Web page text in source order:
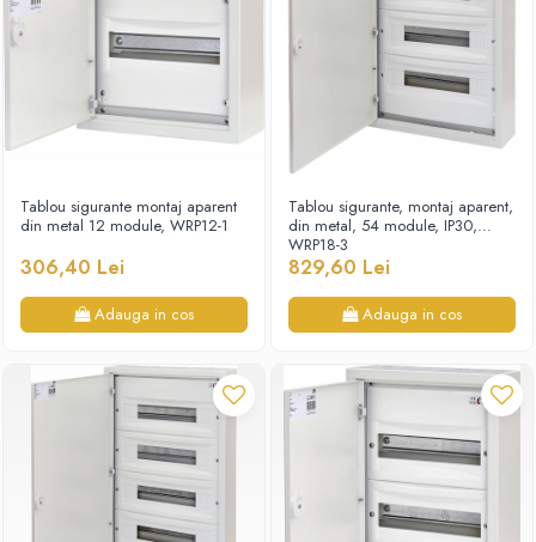
Tablou sigurante montaj aparent
din metal 12 module, WRP12-1
306,40 Lei
Adauga in cos
Tablou sigurante, montaj aparent,
din metal, 54 module, IP30,
WRP18-3
829,60 Lei
Adauga in cos